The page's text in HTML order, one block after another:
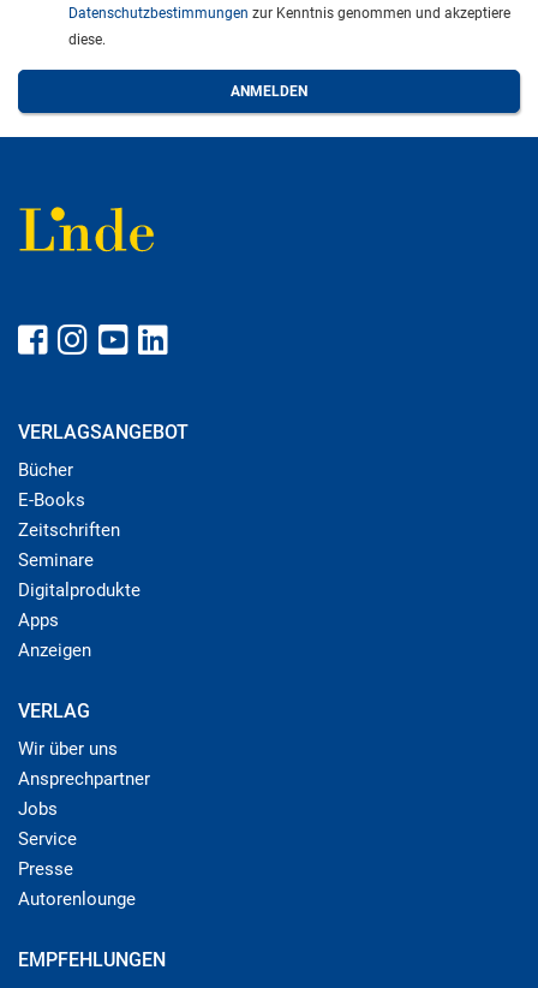
Datenschutzbestimmungen zur Kenntnis genommen und akzeptiere
diese.
VERLAGSANGEBOT
Bücher
E-Books
Zeitschriften
Seminare
Digitalprodukte
Apps
Anzeigen
VERLAG
Wir über uns
Ansprechpartner
Jobs
Service
Presse
Autorenlounge
EMPFEHLUNGEN